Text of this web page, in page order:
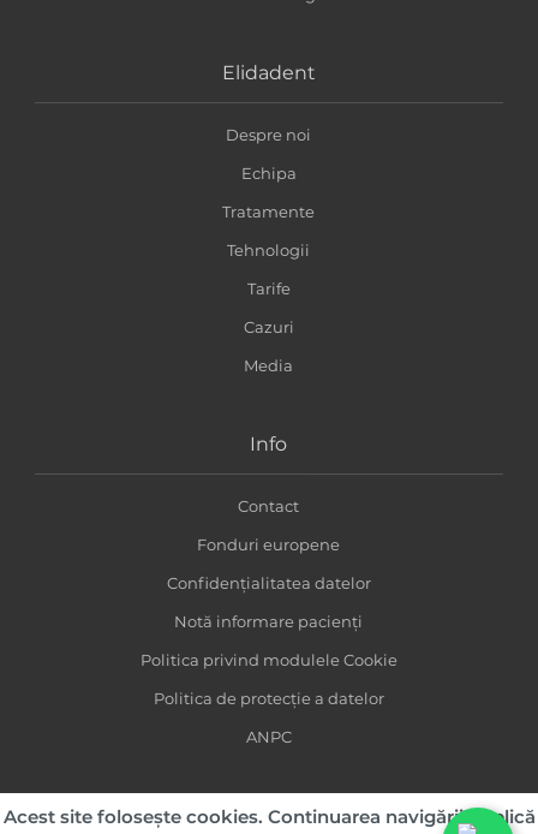
Acest site folosește cookies. Continuarea navigării implică
Elidadent
Despre noi
Echipa
Tratamente
Tehnologii
Tarife
Cazuri
Media
Info
Contact
Fonduri europene
Confidențialitatea datelor
Notă informare pacienți
Politica privind modulele Cookie
Politica de protecție a datelor
ANPC